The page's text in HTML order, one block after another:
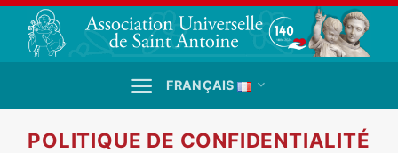
Passer
contenu
FRANÇAIS
POLITIQUE DE CONFIDENTIALITÉ